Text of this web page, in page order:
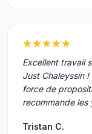
Excellent travail
Just Chaleyssin
force de
recommande les
Tristan C.